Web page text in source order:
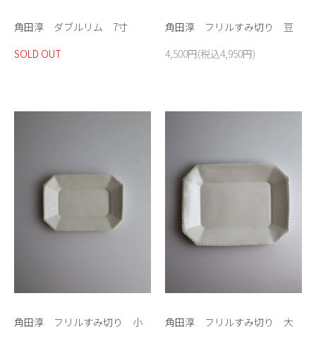
角田淳 ダブルリム 7寸
SOLD OUT
角田淳 フリルすみ切り 豆
4,500円(税込4,950円)
角田淳 フリルすみ切り 小
角田淳 フリルすみ切り 大